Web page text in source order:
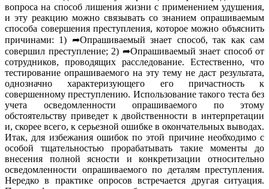
вопроса на способ лишения жизни с применением удушения,
и эту реакцию можно связывать со знанием опрашиваемым
способа совершения преступления, которое можно объяснить
причинами: 1) ➦Опрашиваемый знает способ, так как сам
совершил преступление; 2) ➦Опрашиваемый знает способ от
сотрудников, проводящих расследование. Естественно, что
тестирование опрашиваемого на эту тему не даст результата,
однозначно характеризующего его причастность к
совершенному преступлению. Использование такого теста без
учета осведомленности опрашиваемого по этому
обстоятельству приведет к двойственности в интерпретации
и, скорее всего, к серьезной ошибке в окончательных выводах.
Итак, для избежания ошибок по этой причине необходимо с
особой тщательностью прорабатывать такие моменты до
внесения полной ясности и конкретизации относительно
осведомленности опрашиваемого по деталям преступления.
Нередко в практике опросов встречается другая ситуация.